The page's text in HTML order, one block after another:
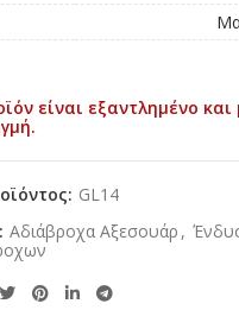
είναι εξαντλημένο
GL14
Αδιάβροχα Αξεσουάρ ,